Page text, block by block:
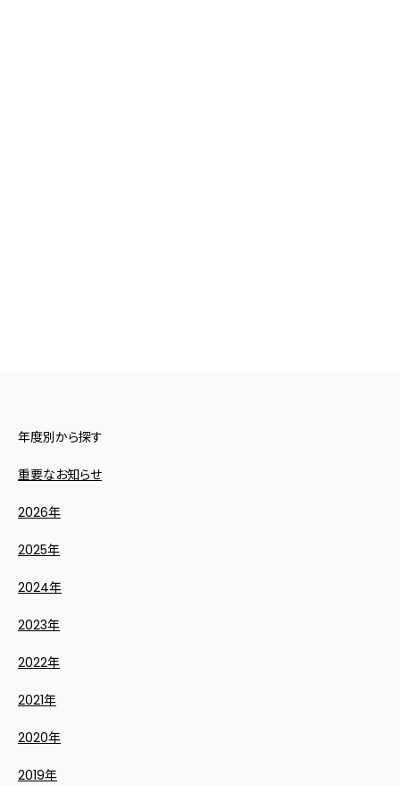
年度別から探す
重要なお知らせ
2026年
2025年
2024年
2023年
2022年
2021年
2020年
2019年